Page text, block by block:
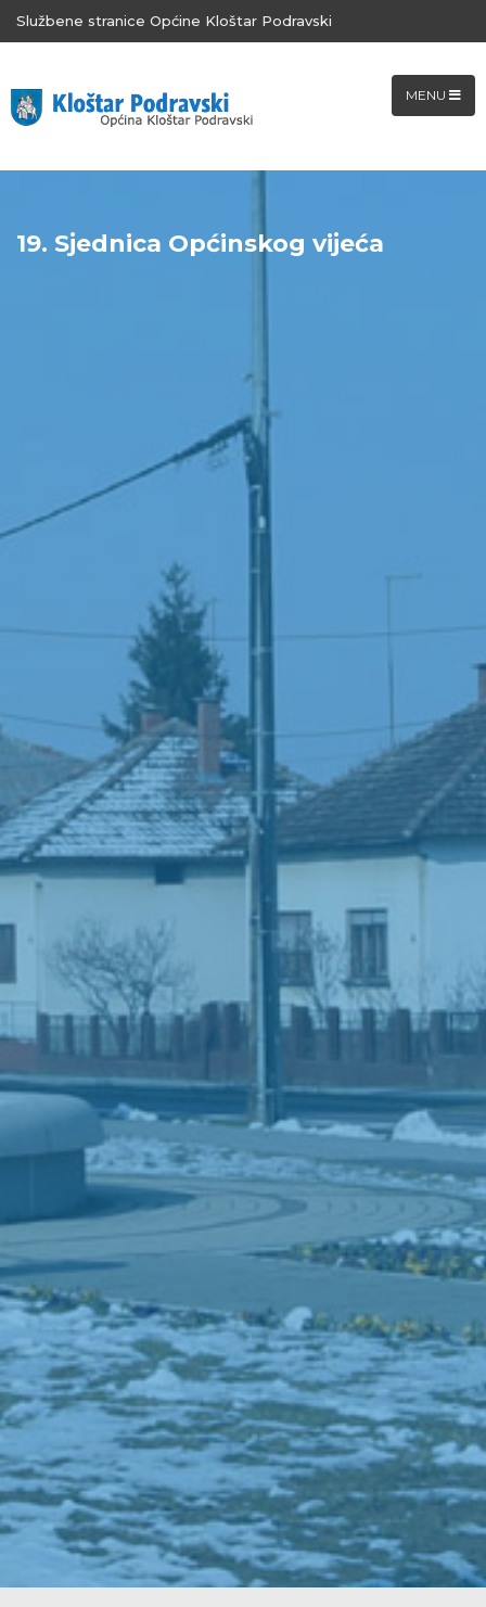
Službene stranice Općine Kloštar Podravski
MENU
19. Sjednica Općinskog vijeća